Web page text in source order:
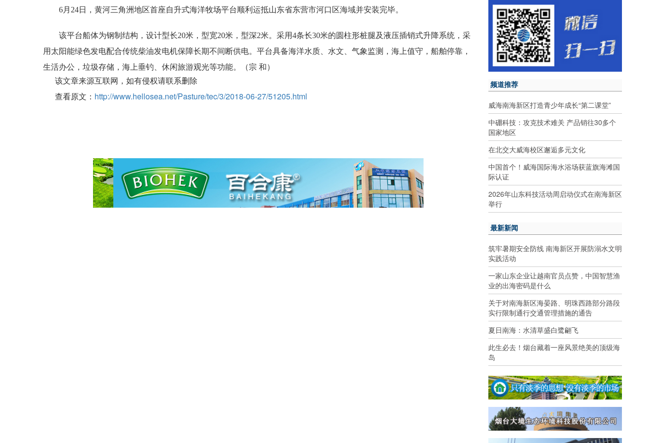
6月24日，黄河三角洲地区首座自升式海洋牧场平台顺利运抵山东省东营市河口区海域并安装完毕。
该平台船体为钢制结构，设计型长20米，型宽20米，型深2米。采用4条长30米的圆柱形桩腿及液压插销式升降系统，采
用太阳能绿色发电配合传统柴油发电机保障长期不间断供电。平台具备海洋水质、水文、气象监测，海上值守，船舶停靠，
生活办公，垃圾存储，海上垂钓、休闲旅游观光等功能。（宗 和）
该文章来源互联网，如有侵权请联系删除
查看原文： http://www.hellosea.net/Pasture/tec/3/2018-06-27/51205.html
频道推荐
威海南海新区打造青少年成长“第二课堂”
中硼科技：攻克技术难关 产品销往30多个
国家地区
在北交大威海校区邂逅多元文化
中国首个！威海国际海水浴场获蓝旗海滩国
际认证
2026年山东科技活动周启动仪式在南海新区
举行
最新新闻
筑牢暑期安全防线 南海新区开展防溺水文明
实践活动
一家山东企业让越南官员点赞，中国智慧渔
业的出海密码是什么
关于对南海新区海晏路、明珠西路部分路段
实行限制通行交通管理措施的通告
夏日南海：水清草盛白鹭翩飞
此生必去！烟台藏着一座风景绝美的顶级海
岛